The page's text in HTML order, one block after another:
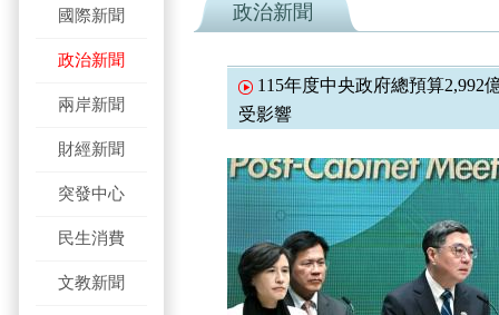
國際新聞
政治新聞
兩岸新聞
財經新聞
突發中心
民生消費
文教新聞
政治新聞
115年度中央政府總預算2,992
受影響